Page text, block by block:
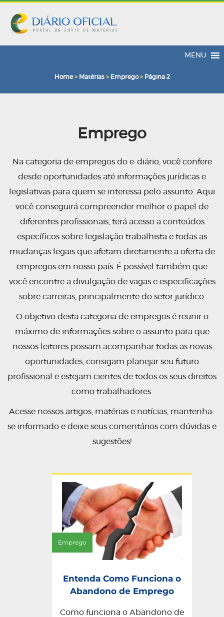
MENU
Home> Matérias> Emprego> Página 2
Emprego
Na categoria de empregos do e-diário, você confere
desde oportunidades até informações jurídicas e
legislativas para quem se interessa pelo assunto. Aqui
você conseguirá compreender melhor o papel de
diferentes profissionais, terá acesso a conteúdos
específicos sobre legislação trabalhista e todas as
mudanças legais que afetam diretamente a oferta de
empregos em nosso país. É possível também que
você encontre a divulgação de vagas e especificações
sobre carreiras, principalmente do setor jurídico.
O objetivo desta categoria de empregos é reunir o
máximo de informações sobre o assunto para que
nossos leitores possam acompanhar todas as novas
oportunidades, consigam planejar seu futuro
profissional e estejam cientes de todos os seus direitos
como trabalhadores.
Acesse nossos artigos, matérias e notícias, mantenha-
se informado e deixe seus comentários com dúvidas e
sugestões!
Emprego
Entenda Como Funciona o
Abandono de Emprego
Como funciona o Abandono de